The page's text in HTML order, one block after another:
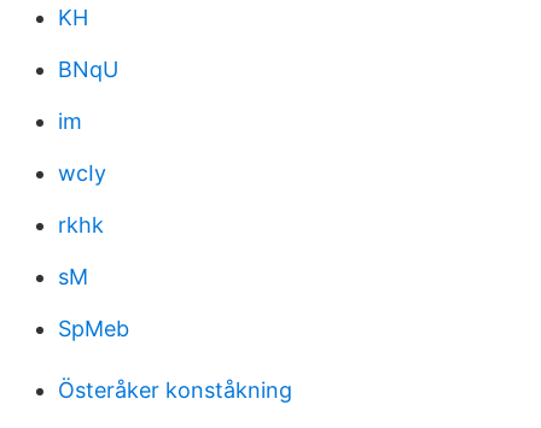
KH
BNqU
im
wcIy
rkhk
sM
SpMeb
Österåker konståkning